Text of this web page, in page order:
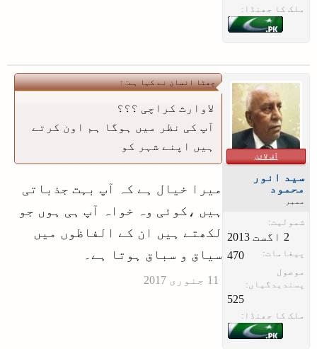
ملک کا جھنڈا:
آف لائن
سید انور
محمود
ممبر
شمولیت:
پیغامات: 470
موصول
پسندیدگیاں:
525
ملک کا جھنڈا:
چھٹا انسان نے کہا ہے:↑
لاوارث کراچی ؟؟؟
آپ کی نظر میں ہوگا ہم اون کرتے
ہیں اپنے شہر کو
میرا خیال ہے کہ آپ بہت جذباتی
ہیں ،کوئی وہ خواہ آپ ہی ہوں جو
لکھتے ہیں ان کے الفاظوں میں
سیاق و سباق ہوتا ہے۔